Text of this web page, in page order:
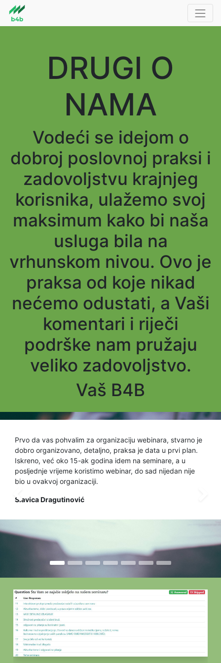
DRUGI O
NAMA
Vodeći se idejom o
dobroj poslovnoj praksi i
zadovoljstvu krajnjeg
korisnika, ulažemo svoj
maksimum kako bi naša
usluga bila na
vrhunskom nivou. Ovo je
praksa od koje nikad
nećemo odustati, a Vaši
komentari i riječi
podrške nam pružaju
veliko zadovoljstvo.
Vaš B4B
Prvo da vas pohvalim za organizaciju webinara, stvarno je
dobro organizovano, detaljno, praksa je data u prvi plan.
Iskreno, već oko 15-ak godina idem na seminare, a u
posljednje vrijeme koristimo webinar, do sad nijedan nije
bio u ovakvoj organizaciji.
Slavica Dragutinović
Previous